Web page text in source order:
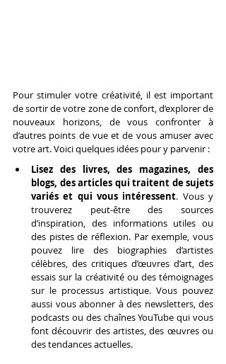
Pour stimuler votre créativité, il est important
de sortir de votre zone de confort, d’explorer de
nouveaux horizons, de vous confronter à
d’autres points de vue et de vous amuser avec
votre art. Voici quelques idées pour y parvenir :
Lisez des livres, des magazines, des
blogs, des articles qui traitent de sujets
variés et qui vous intéressent. Vous y
trouverez peut-être des sources
d’inspiration, des informations utiles ou
des pistes de réflexion. Par exemple, vous
pouvez lire des biographies d’artistes
célèbres, des critiques d’œuvres d’art, des
essais sur la créativité ou des témoignages
sur le processus artistique. Vous pouvez
aussi vous abonner à des newsletters, des
podcasts ou des chaînes YouTube qui vous
font découvrir des artistes, des œuvres ou
des tendances actuelles.